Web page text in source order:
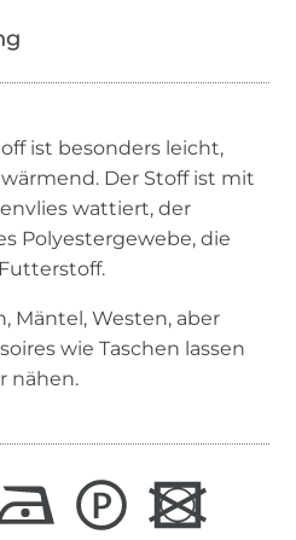
ist besonders leicht,
Der Stoff ist mit
wattiert, der
Polyestergewebe, die
Mäntel, Westen, aber
wie Taschen lassen
nähen.